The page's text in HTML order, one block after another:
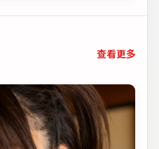
查看更多